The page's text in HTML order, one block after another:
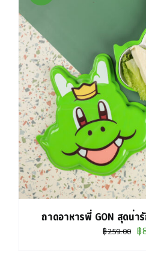
ถาดอาหารพี่ GON สุดน่า
฿259.00 ฿